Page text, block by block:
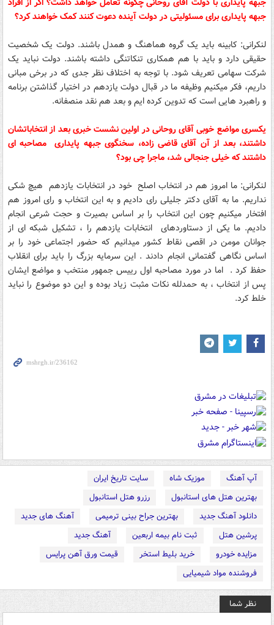
جبهه پایداری برای مسئولیتی در دولت آینده دعوت کنند کمک خواهند کرد؟
لنکرانی: کابینه باید یک گروه هماهنگ و همدل باشند. دولت یک شخصیت
حقیقی دارد و باید با هم همکاری تنکاتنگی داشته باشند. دولت نباید یک
شرکت سهامی تعریف شود. با توجه به اختلاف نظر جدی که در برخی مبانی
داریم، فکر میکنیم وظیفه ما در قبال دولت یازدهم در اختیار گذاشتن برنامه
و راهبرد هایی است که تدوین کرده ایم و بعد هم نقد منصفانه.
یکسری مواضع خوبی آقای روحانی در اولین نشست خبری بعد از انتخاباتشان
داشتند، بعد از آن آقای قاضی زاده، سخنگوی جبهه پایداری مصاحبه ای
داشتند که خیلی جنجالی شد، ماجرا چی بود؟
لنکرانی: ما امروز هم در انتخاب اصلح خود در انتخابات یازدهم هیچ شکی
نداریم. ما به آقای دکتر جلیلی رای دادیم و به این انتخاب و رای امروز هم
افتخار میکنیم چون این انتخاب را بر اساس بصیرت و حجت شرعی انجام
دادیم. ما یکی از دستاوردهای انتخابات یازدهم را ، تشکیل شبکه ای از
جوانان مومن در اقصی نقاط کشور میدانیم که حضور اجتماعی خود را بر
اساس نگاهی گفتمانی انجام دادند . این سرمایه بزرگ را باید برای انقلاب
حفظ کرد . اما در مورد مصاحبه اول رییس جمهور منتخب و مواضع ایشان
پس از انتخاب ، به حمدلله نکات مثبت زیاد بوده و این دو موضوع را نباید
خلط کرد.
آپ آهنگ موزیک شاه
سایت تاریخ ایران
بهترین هتل های استانبول
رزرو هتل استانبول
دانلود آهنگ جدید
بهترین جراح بینی ترمیمی
آهنگ های جدید
پرشین هتل
ثبت نام بیمه اربعین
آهنگ جدید
مزایده خودرو
خرید بلیط استخر
قیمت ورق آهن پرایس
فروشنده مواد شیمیایی
نظر شما